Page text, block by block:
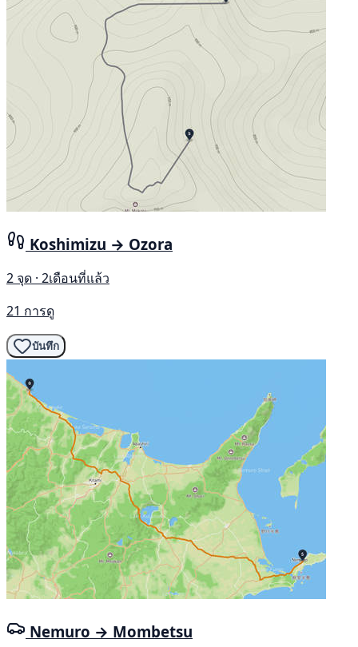
Koshimizu → Ozora
2 จุด · 2เดือนที่แล้ว
21 การดู
บันทึก
Nemuro → Mombetsu